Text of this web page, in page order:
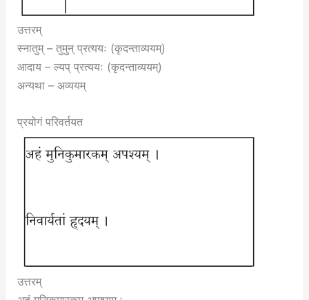
उत्तरम्
स्नातुम् – तुमुन् प्रत्ययः (कृदन्ताव्ययम्)
आदाय – ल्यप् प्रत्ययः (कृदन्ताव्ययम्)
अन्यथा – अव्ययम्
प्रयोगं परिवर्तयत
उत्तरम्